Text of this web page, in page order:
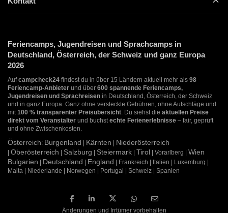
Feriencamps, Jugendreisen und Sprachcamps in
Deutschland, Österreich, der Schweiz und ganz Europa
2026
Aufcampcheck24 findest du in über 15 Ländern aktuell mehr als 98
Feriencamp-Anbieter und über 600 spannende Feriencamps,
Jugendreisen und Sprachreisen in Deutschland, Österreich, der Schweiz
und in ganz Europa. Ganz ohne versteckte Gebühren, ohne Aufschläge und
mit100 % transparenter Preisübersicht. Du siehst die aktuellen Preise
direkt vom Veranstalter und buchstechte Ferienerlebnisse – fair, geprüft
und ohne Zwischenkosten.
Österreich: Burgenland Kärnten Niederösterreich
Oberösterreich Salzburg Steiermark Tirol | Vorarlberg | Wien
Bulgarien
Deutschland England | Frankreich | Italien | Luxemburg |
Malta | Niederlande | Norwegen | Portugal | Schweiz | Spanien
Änderungen und Irrtümer vorbehalten